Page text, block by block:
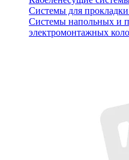
Системы для прокладки
Системы напольных и
электромонтажных